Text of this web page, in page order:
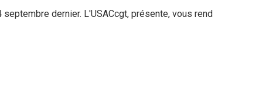
dernier. L'USACcgt, présente, vous rend